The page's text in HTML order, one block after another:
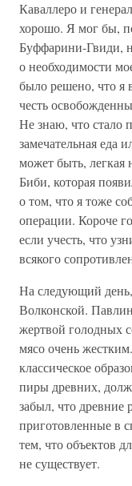
Каваллеро и
хорошо. Я мог бы,
Буффарини-Гвиди,
о необходимости
было решено, что я
честь
Не знаю, что стало
замечательная еда
может быть,
Биби, которая
о том, что я тоже
операции. Короче
если учесть, что
всякого
На следующий
Волконской.
жертвой голодных
мясо очень
классическое
пиры древних,
забыл, что древние
приготовленные в
тем, что объектов
не существует.